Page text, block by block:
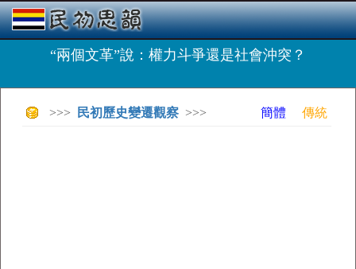
“兩個文革”說：權力斗爭還是社會沖突？
>>> 民初歷史變遷觀察 >>> 簡體 傳統